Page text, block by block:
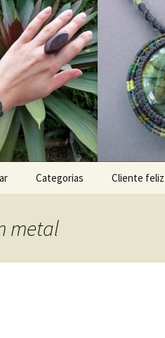
Categorias Cliente feliz
metal